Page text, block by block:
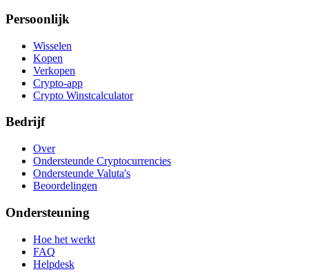
Persoonlijk
Wisselen
Kopen
Verkopen
Crypto-app
Crypto Winstcalculator
Bedrijf
Over
Ondersteunde Cryptocurrencies
Ondersteunde Valuta's
Beoordelingen
Ondersteuning
Hoe het werkt
FAQ
Helpdesk